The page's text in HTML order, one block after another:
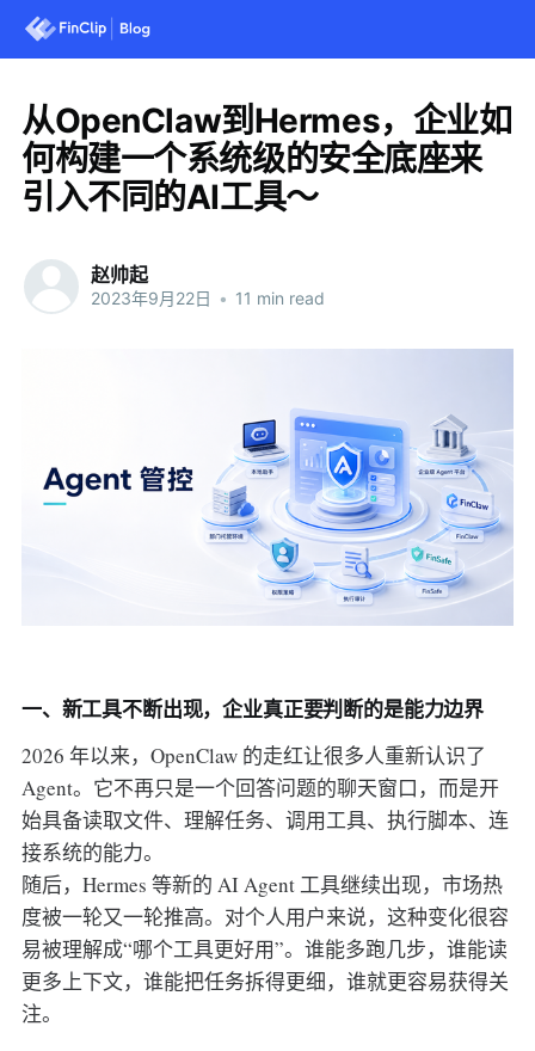
从OpenClaw到Hermes，企业如
何构建一个系统级的安全底座来
引入不同的AI工具～
赵帅起
2023年9月22日 • 11 min read
一、新工具不断出现，企业真正要判断的是能力边界
2026 年以来，OpenClaw 的走红让很多人重新认识了
Agent。它不再只是一个回答问题的聊天窗口，而是开
始具备读取文件、理解任务、调用工具、执行脚本、连
接系统的能力。
随后，Hermes 等新的 AI Agent 工具继续出现，市场热
度被一轮又一轮推高。对个人用户来说，这种变化很容
易被理解成“哪个工具更好用”。谁能多跑几步，谁能读
更多上下文，谁能把任务拆得更细，谁就更容易获得关
注。